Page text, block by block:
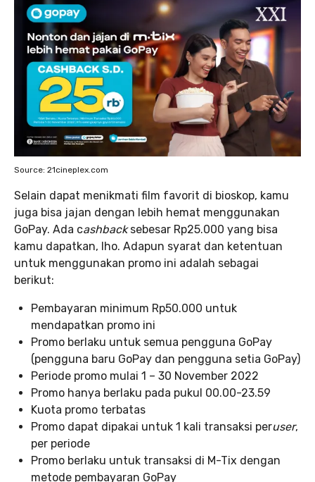
Source: 21cineplex.com
Selain dapat menikmati film favorit di bioskop, kamu
juga bisa jajan dengan lebih hemat menggunakan
GoPay. Ada cashbacksebesar Rp25.000 yang bisa
kamu dapatkan, lho. Adapun syarat dan ketentuan
untuk menggunakan promo ini adalah sebagai
berikut:
Pembayaran minimum Rp50.000 untuk
mendapatkan promo ini
Promo berlaku untuk semua pengguna GoPay
(pengguna baru GoPay dan pengguna setia GoPay)
Periode promo mulai 1 – 30 November 2022
Promo hanya berlaku pada pukul 00.00-23.59
Kuota promo terbatas
Promo dapat dipakai untuk 1 kali transaksi peruser,
per periode
Promo berlaku untuk transaksi di M-Tix dengan
metode pembayaran GoPay